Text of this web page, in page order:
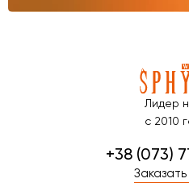
Лидер
с 2010
+38 (073)